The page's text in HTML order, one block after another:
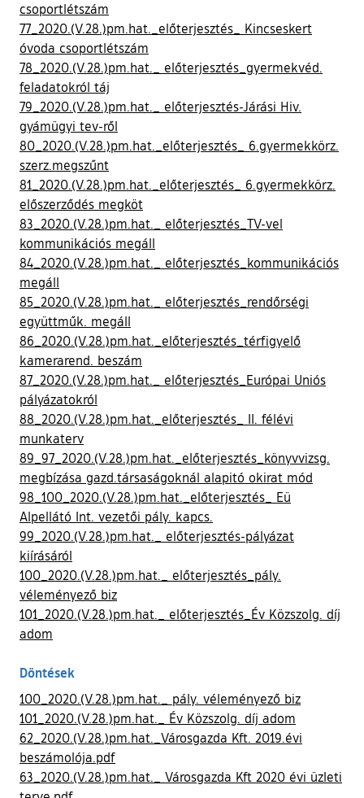
csoportlétszám
77_2020.(V.28.)pm.hat._előterjesztés_ Kincseskert
óvoda csoportlétszám
78_2020.(V.28.)pm.hat._ előterjesztés_gyermekvéd.
feladatokról táj
79_2020.(V.28.)pm.hat._ előterjesztés-Járási Hiv.
gyámügyi tev-ről
80_2020.(V.28.)pm.hat._előterjesztés_ 6.gyermekkörz.
szerz.megszűnt
81_2020.(V.28.)pm.hat._előterjesztés_ 6.gyermekkörz.
előszerződés megköt
83_2020.(V.28.)pm.hat._ előterjesztés_TV-vel
kommunikációs megáll
84_2020.(V.28.)pm.hat._ előterjesztés_kommunikációs
megáll
85_2020.(V.28.)pm.hat._ előterjesztés_rendőrségi
együttműk. megáll
86_2020.(V.28.)pm.hat._előterjesztés_térfigyelő
kamerarend. beszám
87_2020.(V.28.)pm.hat._ előterjesztés_Európai Uniós
pályázatokról
88_2020.(V.28.)pm.hat._előterjesztés_ II. félévi
munkaterv
89_97_2020.(V.28.)pm.hat._előterjesztés_könyvvizsg.
megbízása gazd.társaságoknál alapitó okirat mód
98_100_2020.(V.28.)pm.hat._előterjesztés_ Eü
Alpellátó Int. vezetői pály. kapcs.
99_2020.(V.28.)pm.hat._ előterjesztés-pályázat
kiírásáról
100_2020.(V.28.)pm.hat._ előterjesztés_pály.
véleményező biz
101_2020.(V.28.)pm.hat._ előterjesztés_Év Közszolg. díj
adom
Döntések
100_2020.(V.28.)pm.hat._ pály. véleményező biz
101_2020.(V.28.)pm.hat._ Év Közszolg. díj adom
62_2020.(V.28.)pm.hat._Városgazda Kft. 2019.évi
beszámolója.pdf
63_2020.(V.28.)pm.hat._ Városgazda Kft 2020 évi üzleti